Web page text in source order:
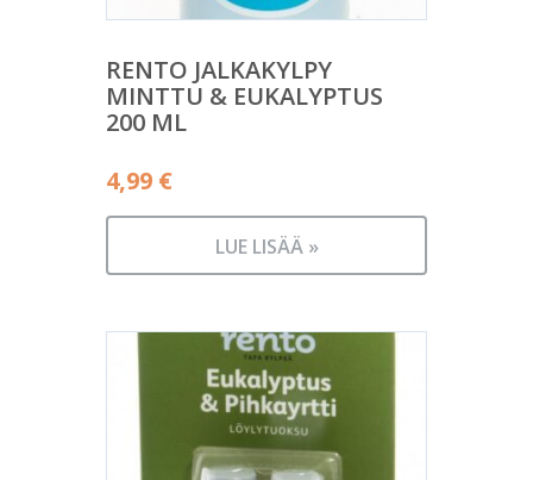
RENTO JALKAKYLPY
MINTTU & EUKALYPTUS
200 ML
4,99 €
LUE LISÄÄ »